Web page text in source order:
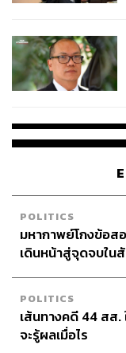
POLITICS
มหากาพย์โกงข้อส
เดินหน้าสู่จุดจบใน
POLITICS
เส้นทางคดี 44 สส
จะรู้ผลเมื่อไร